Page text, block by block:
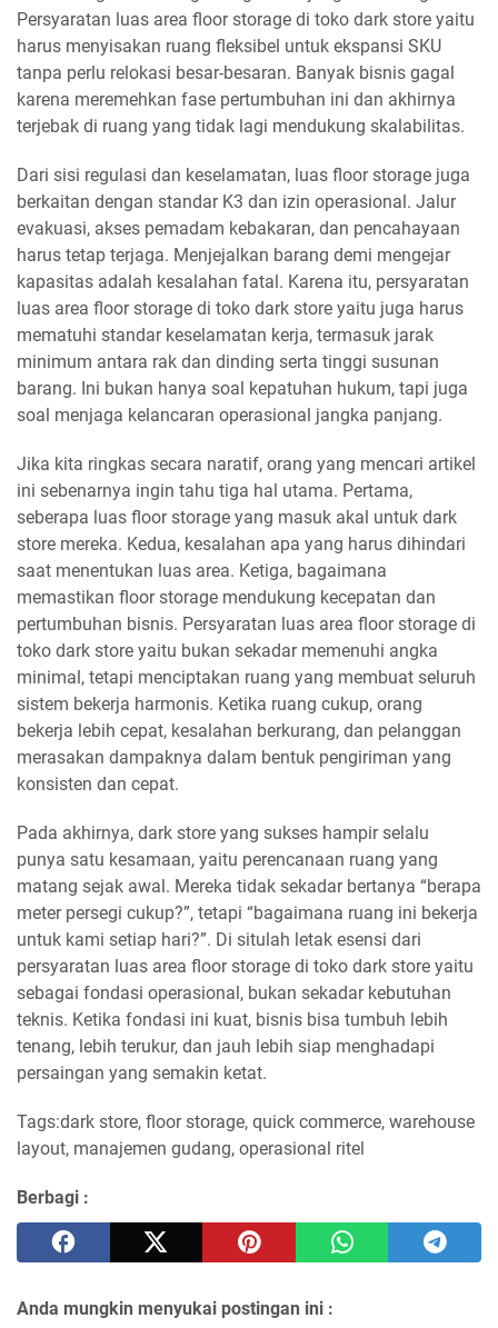
Persyaratan luas area floor storage di toko dark store yaitu
harus menyisakan ruang fleksibel untuk ekspansi SKU
tanpa perlu relokasi besar-besaran. Banyak bisnis gagal
karena meremehkan fase pertumbuhan ini dan akhirnya
terjebak di ruang yang tidak lagi mendukung skalabilitas.
Dari sisi regulasi dan keselamatan, luas floor storage juga
berkaitan dengan standar K3 dan izin operasional. Jalur
evakuasi, akses pemadam kebakaran, dan pencahayaan
harus tetap terjaga. Menjejalkan barang demi mengejar
kapasitas adalah kesalahan fatal. Karena itu, persyaratan
luas area floor storage di toko dark store yaitu juga harus
mematuhi standar keselamatan kerja, termasuk jarak
minimum antara rak dan dinding serta tinggi susunan
barang. Ini bukan hanya soal kepatuhan hukum, tapi juga
soal menjaga kelancaran operasional jangka panjang.
Jika kita ringkas secara naratif, orang yang mencari artikel
ini sebenarnya ingin tahu tiga hal utama. Pertama,
seberapa luas floor storage yang masuk akal untuk dark
store mereka. Kedua, kesalahan apa yang harus dihindari
saat menentukan luas area. Ketiga, bagaimana
memastikan floor storage mendukung kecepatan dan
pertumbuhan bisnis. Persyaratan luas area floor storage di
toko dark store yaitu bukan sekadar memenuhi angka
minimal, tetapi menciptakan ruang yang membuat seluruh
sistem bekerja harmonis. Ketika ruang cukup, orang
bekerja lebih cepat, kesalahan berkurang, dan pelanggan
merasakan dampaknya dalam bentuk pengiriman yang
konsisten dan cepat.
Pada akhirnya, dark store yang sukses hampir selalu
punya satu kesamaan, yaitu perencanaan ruang yang
matang sejak awal. Mereka tidak sekadar bertanya “berapa
meter persegi cukup?”, tetapi “bagaimana ruang ini bekerja
untuk kami setiap hari?”. Di situlah letak esensi dari
persyaratan luas area floor storage di toko dark store yaitu
sebagai fondasi operasional, bukan sekadar kebutuhan
teknis. Ketika fondasi ini kuat, bisnis bisa tumbuh lebih
tenang, lebih terukur, dan jauh lebih siap menghadapi
persaingan yang semakin ketat.
Tags:dark store, floor storage, quick commerce, warehouse
layout, manajemen gudang, operasional ritel
Berbagi :
Anda mungkin menyukai postingan ini :